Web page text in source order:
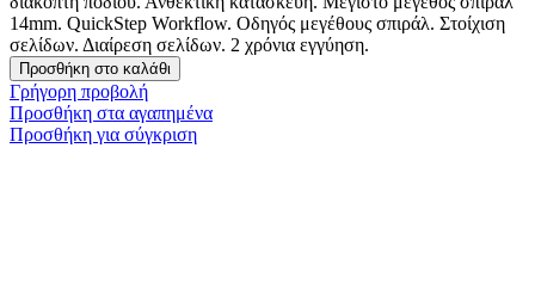
14mm. QuickStep Workflow. Οδηγός μεγέθους σπιράλ. Στοίχιση
σελίδων. Διαίρεση σελίδων. 2 χρόνια εγγύηση.
Προσθήκη στο καλάθι
Γρήγορη προβολή
Προσθήκη στα αγαπημένα
Προσθήκη για σύγκριση